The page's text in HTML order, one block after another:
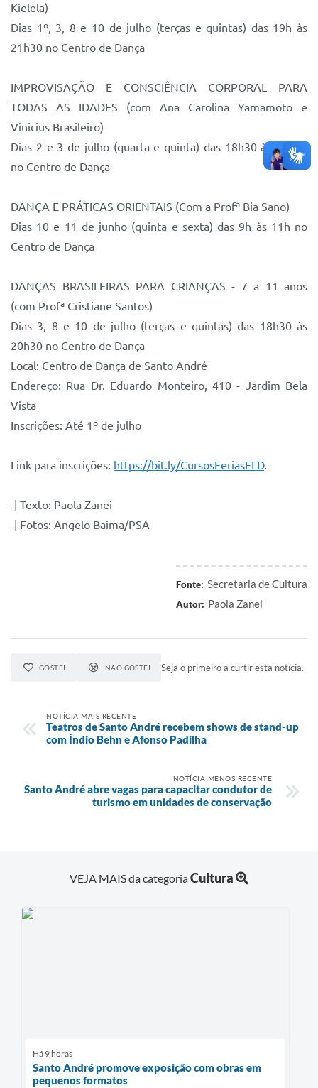
Kielela)
Dias 1º, 3, 8 e 10 de julho (terças e quintas) das 19h às
21h30 no Centro de Dança
IMPROVISAÇÃO E CONSCIÊNCIA CORPORAL PARA
TODAS AS IDADES (com Ana Carolina Yamamoto e
Vinicius Brasileiro)
Dias 2 e 3 de julho (quarta e quinta) das 18h30 às 20h30
no Centro de Dança
DANÇA E PRÁTICAS ORIENTAIS (Com a Profª Bia Sano)
Dias 10 e 11 de junho (quinta e sexta) das 9h às 11h no
Centro de Dança
DANÇAS BRASILEIRAS PARA CRIANÇAS - 7 a 11 anos
(com Profª Cristiane Santos)
Dias 3, 8 e 10 de julho (terças e quintas) das 18h30 às
20h30 no Centro de Dança
Local: Centro de Dança de Santo André
Endereço: Rua Dr. Eduardo Monteiro, 410 - Jardim Bela
Vista
Inscrições: Até 1º de julho
Link para inscrições: https://bit.ly/CursosFeriasELD.
-| Texto: Paola Zanei
-| Fotos: Angelo Baima/PSA
Fonte: Secretaria de Cultura
Autor: Paola Zanei
GOSTEI NÃO GOSTEI Seja o primeiro a curtir esta notícia.
NOTÍCIA MAIS RECENTE
Teatros de Santo André recebem shows de stand-up
com Índio Behn e Afonso Padilha
NOTÍCIA MENOS RECENTE
Santo André abre vagas para capacitar condutor de
turismo em unidades de conservação
VEJA MAIS da categoriaCultura
Há 9 horas
Santo André promove exposição com obras em
pequenos formatos